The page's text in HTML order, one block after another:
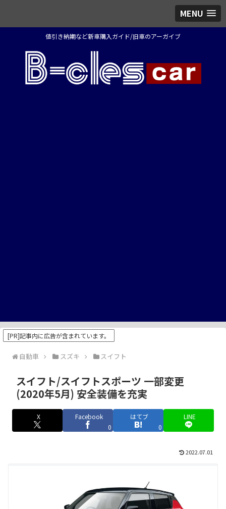
MENU
値引き納期など新車購入ガイド/旧車のアーガイブ
[PR]記事内に広告が含まれています。
自動車 スズキ スイフト
スイフト/スイフトスポーツ 一部変更
(2020年5月) 安全装備を充実
X
Facebook
0
はてブ
0
LINE
2022.07.01